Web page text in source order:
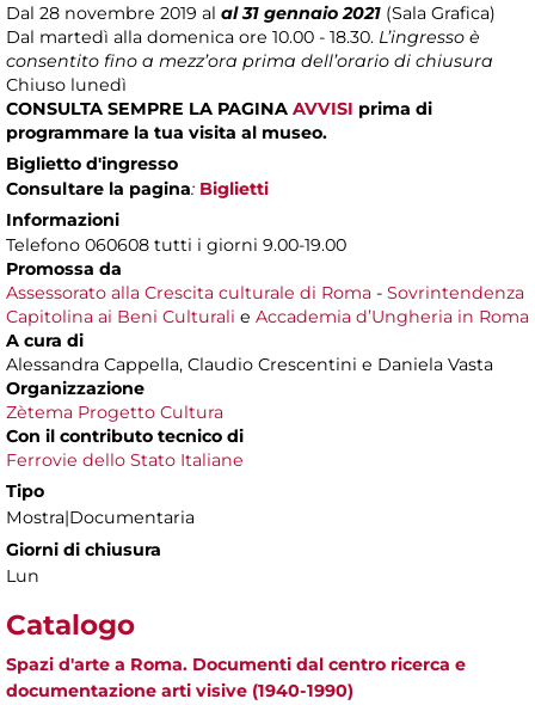
Dal 28 novembre 2019 al al 31 gennaio 2021 (Sala Grafica)
Dal martedì alla domenica ore 10.00 - 18.30. L’ingresso è
consentito fino a mezz’ora prima dell’orario di chiusura
Chiuso lunedì
CONSULTA SEMPRE LA PAGINA AVVISI prima di
programmare la tua visita al museo.
Biglietto d'ingresso
Consultare la pagina: Biglietti
Informazioni
Telefono 060608 tutti i giorni 9.00-19.00
Promossa da
Assessorato alla Crescita culturale di Roma - Sovrintendenza
Capitolina ai Beni Culturali e Accademia d’Ungheria in Roma
A cura di
Alessandra Cappella, Claudio Crescentini e Daniela Vasta
Organizzazione
Zètema Progetto Cultura
Con il contributo tecnico di
Ferrovie dello Stato Italiane
Tipo
Mostra|Documentaria
Giorni di chiusura
Lun
Catalogo
Spazi d'arte a Roma. Documenti dal centro ricerca e
documentazione arti visive (1940-1990)